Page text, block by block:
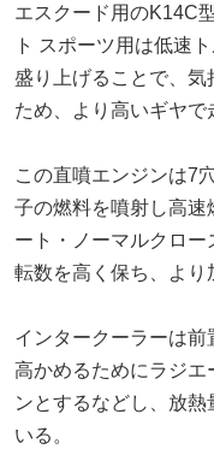
エスクード用のK14C
ト スポーツ用は低速
盛り上げることで、
ため、より高いギヤで
この直噴エンジンは7
子の燃料を噴射し高
ート・ノーマルクロー
転数を高く保ち、より
インタークーラーは
高かめるためにラジ
ンとするなどし、放
いる。